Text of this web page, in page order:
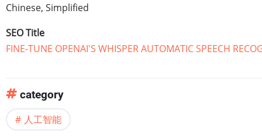
Chinese, Simplified
SEO Title
FINE-TU‍NE O‌‍P‌‍ENA‌I'S WHISP‌‍ER‌ AUTOMA‌TIC SPEEC‍H
category
人工智能